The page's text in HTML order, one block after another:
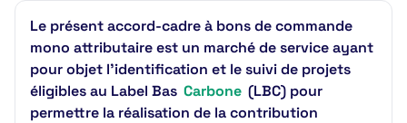
Le présent accord-cadre à bons de commande
mono attributaire est un marché de service ayant
pour objet l’identification et le suivi de projets
éligibles au Label Bas Carbone (LBC) pour
permettre la réalisation de la contribution